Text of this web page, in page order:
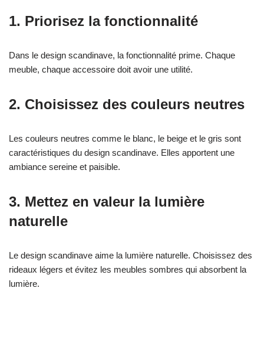
1. Priorisez la fonctionnalité
Dans le design scandinave, la fonctionnalité prime. Chaque
meuble, chaque accessoire doit avoir une utilité.
2. Choisissez des couleurs neutres
Les couleurs neutres comme le blanc, le beige et le gris sont
caractéristiques du design scandinave. Elles apportent une
ambiance sereine et paisible.
3. Mettez en valeur la lumière
naturelle
Le design scandinave aime la lumière naturelle. Choisissez des
rideaux légers et évitez les meubles sombres qui absorbent la
lumière.